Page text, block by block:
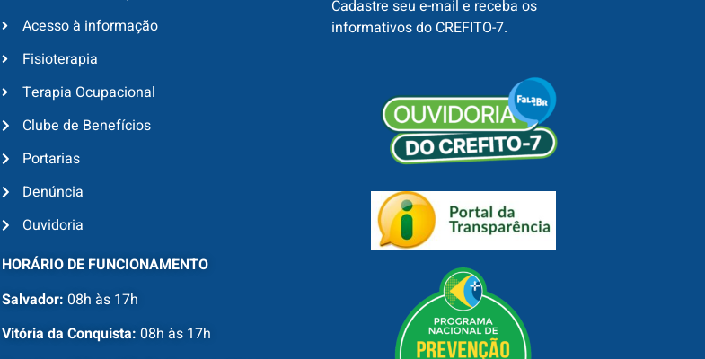
Acesso à informação
Fisioterapia
Terapia Ocupacional
Clube de Benefícios
Portarias
Denúncia
Ouvidoria
HORÁRIO DE FUNCIONAMENTO
Salvador: 08h às 17h
Vitória da Conquista: 08h às 17h
Cadastre seu e-mail e receba os
informativos do CREFITO-7.